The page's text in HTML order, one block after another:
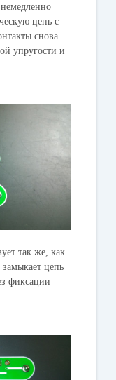
немедленно
цепь с
снова
упругости и
так же, как
цепь
фиксации